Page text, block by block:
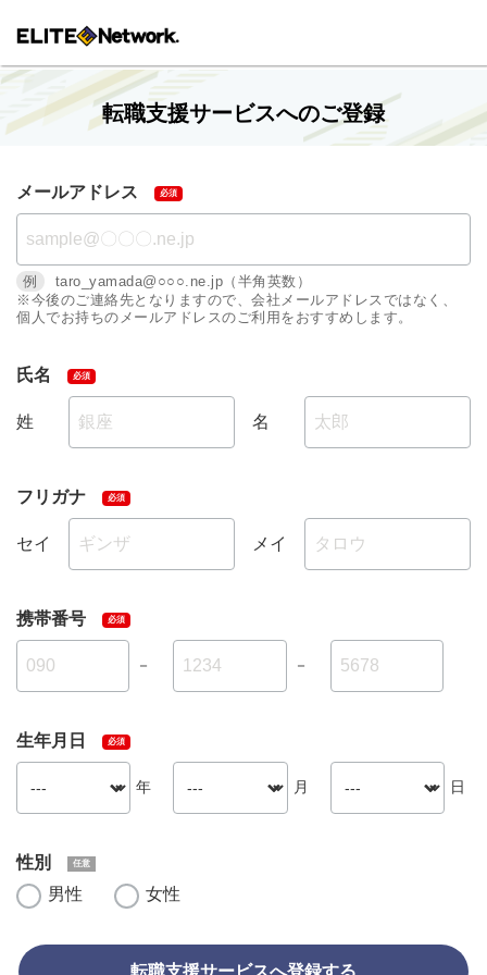
転職支援サービスへのご登録
メールアドレス
例
taro_yamada@○○○.ne.jp（半角英数）
※今後のご連絡先となりますので、会社メールアドレスではなく、
個人でお持ちのメールアドレスのご利用をおすすめします。
氏名
姓 名
フリガナ
セイ メイ
携帯番号
－ －
生年月日
年 月 日
性別
男性
女性
転職支援サービスへ登録する